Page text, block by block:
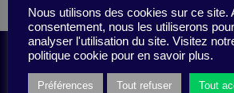
Inscription newsletter
Nous utilisons des cookies sur ce site.
consentement, nous les utiliserons
analyser l'utilisation du site. Visitez
politique cookie pour en savoir plus.
Préférences Tout refuser Tout